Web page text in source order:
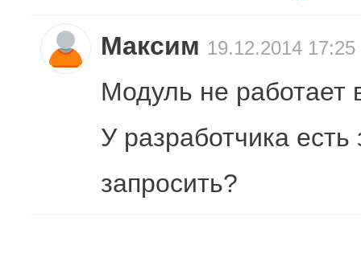
Максим 19.12.2014 17:25
Модуль не работает
У разработчика
запросить?